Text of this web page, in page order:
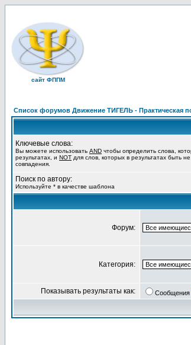
сайт ФППМ
Список форумов Движение ТИГЕЛЬ - Практическая
Ключевые слова:
Вы можете использовать AND чтобы определить слова,
результатах, и NOT для слов, которых в результатах быть
совпадения.
Поиск по автору:
Используйте * в качестве шаблона
Форум:
Категория:
Показывать результаты как: Сообщения